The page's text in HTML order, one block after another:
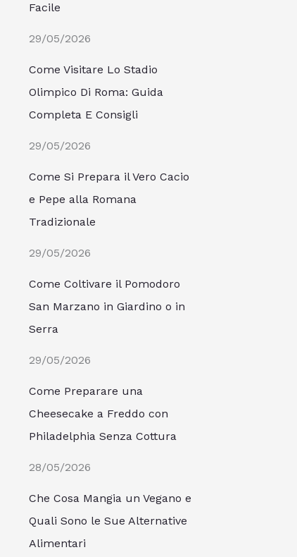
Facile
29/05/2026
Come Visitare Lo Stadio
Olimpico Di Roma: Guida
Completa E Consigli
29/05/2026
Come Si Prepara il Vero Cacio
e Pepe alla Romana
Tradizionale
29/05/2026
Come Coltivare il Pomodoro
San Marzano in Giardino o in
Serra
29/05/2026
Come Preparare una
Cheesecake a Freddo con
Philadelphia Senza Cottura
28/05/2026
Che Cosa Mangia un Vegano e
Quali Sono le Sue Alternative
Alimentari